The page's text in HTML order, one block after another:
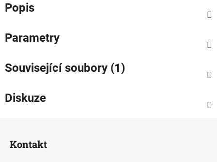
Popis
Parametry
Související soubory (1)
Diskuze
Kontakt